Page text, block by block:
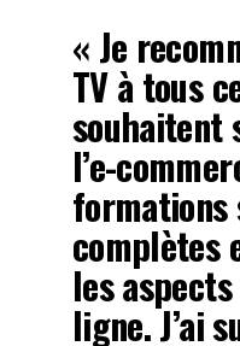
« Je
TV à tous
souhaitent
l’e-
complètes
les
ligne. J’ai